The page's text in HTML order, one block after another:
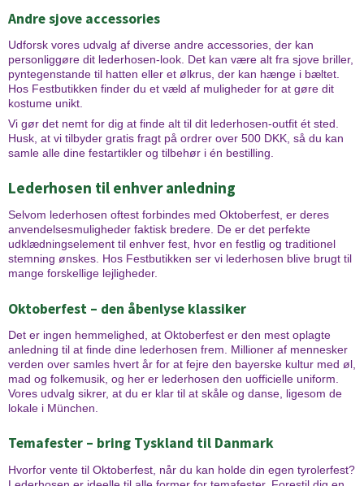
Andre sjove accessories
Udforsk vores udvalg af diverse andre accessories, der kan
personliggøre dit lederhosen-look. Det kan være alt fra sjove briller,
pyntegenstande til hatten eller et ølkrus, der kan hænge i bæltet.
Hos Festbutikken finder du et væld af muligheder for at gøre dit
kostume unikt.
Vi gør det nemt for dig at finde alt til dit lederhosen-outfit ét sted.
Husk, at vi tilbyder gratis fragt på ordrer over 500 DKK, så du kan
samle alle dine festartikler og tilbehør i én bestilling.
Lederhosen til enhver anledning
Selvom lederhosen oftest forbindes med Oktoberfest, er deres
anvendelsesmuligheder faktisk bredere. De er det perfekte
udklædningselement til enhver fest, hvor en festlig og traditionel
stemning ønskes. Hos Festbutikken ser vi lederhosen blive brugt til
mange forskellige lejligheder.
Oktoberfest – den åbenlyse klassiker
Det er ingen hemmelighed, at Oktoberfest er den mest oplagte
anledning til at finde dine lederhosen frem. Millioner af mennesker
verden over samles hvert år for at fejre den bayerske kultur med øl,
mad og folkemusik, og her er lederhosen den uofficielle uniform.
Vores udvalg sikrer, at du er klar til at skåle og danse, ligesom de
lokale i München.
Temafester – bring Tyskland til Danmark
Hvorfor vente til Oktoberfest, når du kan holde din egen tyrolerfest?